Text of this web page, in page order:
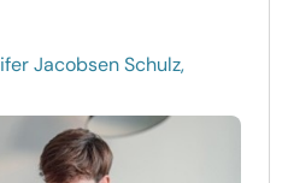
Jacobsen Schulz,